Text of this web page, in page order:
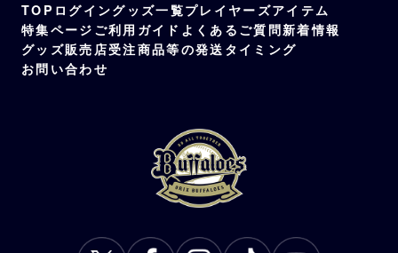
TOP ログイングッズ一覧プレイヤーズアイテム
特集ページ ご利用ガイド よくあるご質問新着情報
グッズ販売店受注商品等の発送タイミング
お問い合わせ